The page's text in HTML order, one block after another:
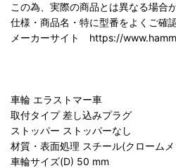
この為、実際の商品とは異なる場合
仕様・商品名・特に型番をよくご確
メーカーサイト https://
車輪 エラストマー車
取付タイプ 差し込みプラグ
ストッパー ストッパーなし
材質・表面処理 スチール(クローム
車輪サイズ(D) 50 mm